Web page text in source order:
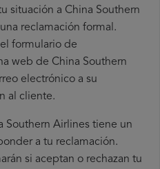
situación a China Southern
reclamación formal.
formulario de
web de China Southern
electrónico a su
al cliente.
Southern Airlines tiene un
a tu reclamación.
si aceptan o rechazan tu